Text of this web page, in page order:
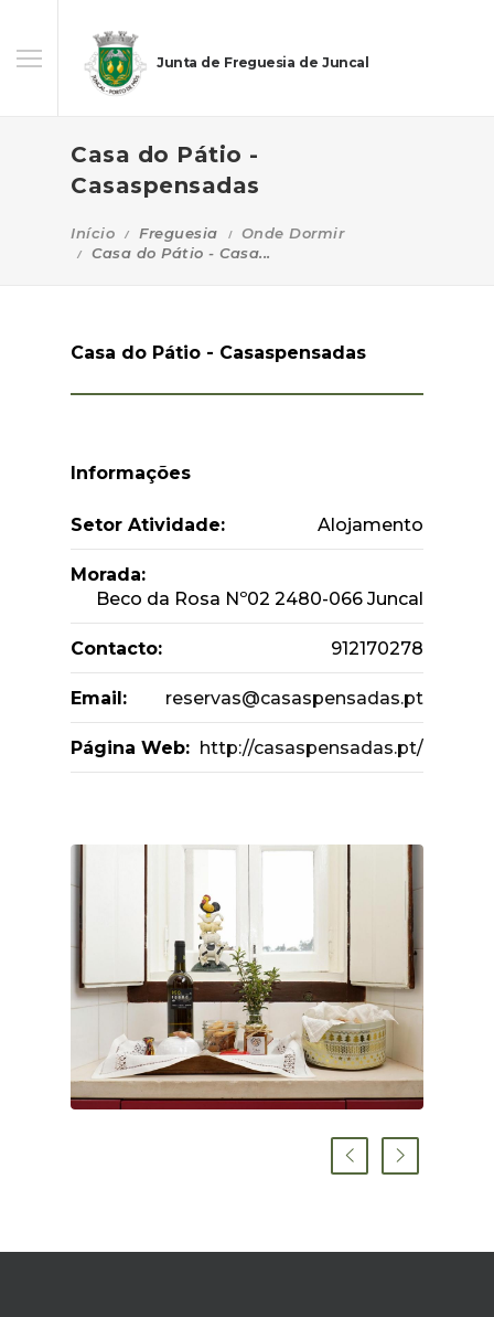
Junta de Freguesia de Juncal
Casa do Pátio -
Casaspensadas
Início Freguesia
Onde Dormir
Casa do Pátio - Casa...
Casa do Pátio - Casaspensadas
Informações
Setor Atividade: Alojamento
Morada:
Beco da Rosa Nº02 2480-066 Juncal
Contacto: 912170278
Email: reservas@casaspensadas.pt
Página Web: http://casaspensadas.pt/